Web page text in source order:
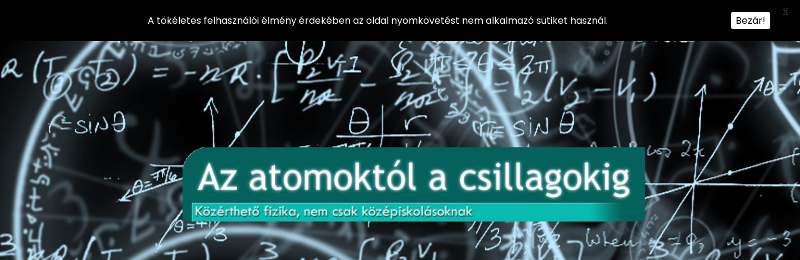
AZ
AT
OM
OK
Előadássorozat
középiskolásoknak
az ELTE
Természettudományi
Kar Fizikai
A tökéletes felhasználói élmény érdekében az oldal nyomkövetést nem alkalmazó sütiket használ. Bezár!
X